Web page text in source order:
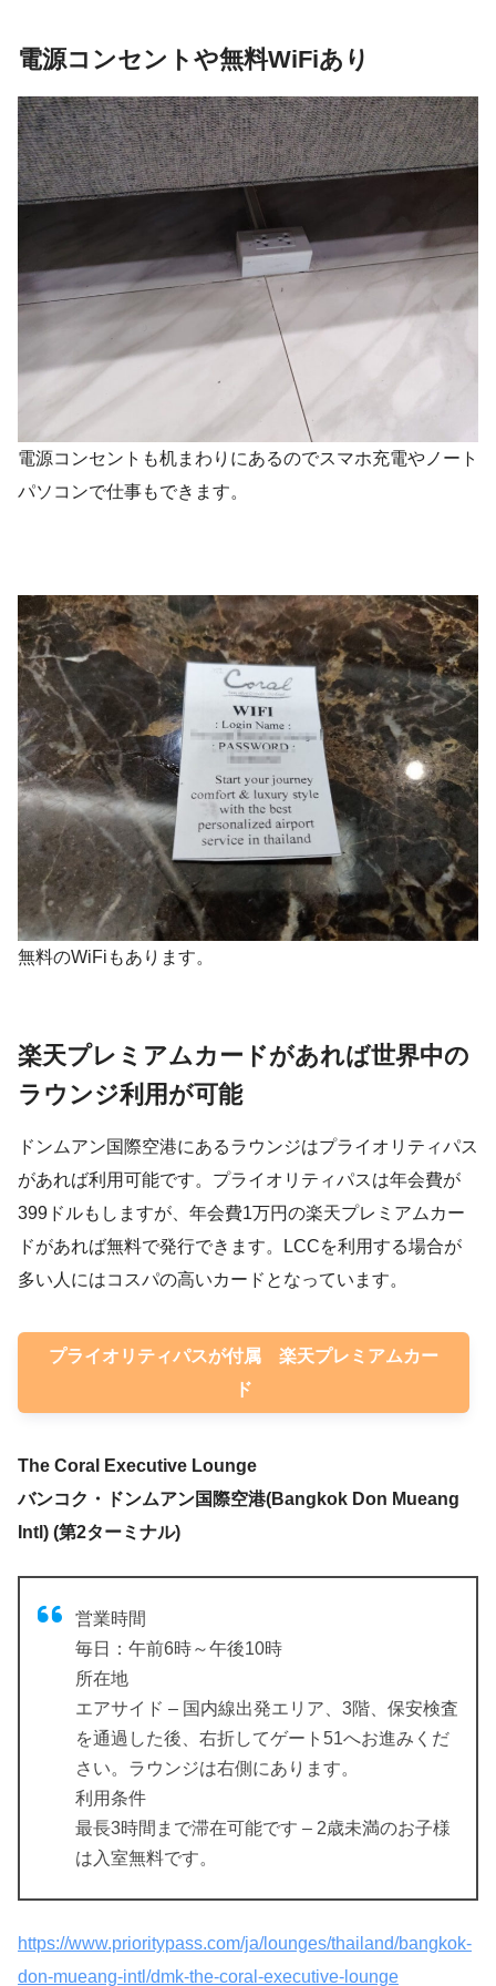
電源コンセントや無料WiFiあり
電源コンセントも机まわりにあるのでスマホ充電やノート
パソコンで仕事もできます。
無料のWiFiもあります。
楽天プレミアムカードがあれば世界中の
ラウンジ利用が可能
ドンムアン国際空港にあるラウンジはプライオリティパス
があれば利用可能です。プライオリティパスは年会費が
399ドルもしますが、年会費1万円の楽天プレミアムカー
ドがあれば無料で発行できます。LCCを利用する場合が
多い人にはコスパの高いカードとなっています。
プライオリティパスが付属 楽天プレミアムカー
ド
The Coral Executive Lounge
バンコク・ドンムアン国際空港(Bangkok Don Mueang
Intl) (第2ターミナル)
営業時間
毎日：午前6時～午後10時
所在地
エアサイド – 国内線出発エリア、3階、保安検査
を通過した後、右折してゲート51へお進みくだ
さい。ラウンジは右側にあります。
利用条件
最長3時間まで滞在可能です – 2歳未満のお子様
は入室無料です。
https://www.prioritypass.com/ja/lounges/thailand/bangkok-
don-mueang-intl/dmk-the-coral-executive-lounge